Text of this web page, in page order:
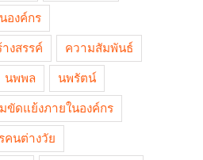
องค์กร
งสรรค์ ความสัมพันธ์
นพพล นพรัตน์
ขัดแย้งภายในองค์กร
คนต่างวัย